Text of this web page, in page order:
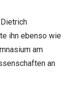
ihn ebenso wie
am
an